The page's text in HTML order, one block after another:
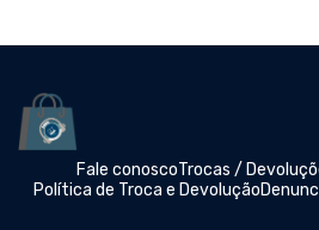
para abençoar sua vida!
Formas de pagamento